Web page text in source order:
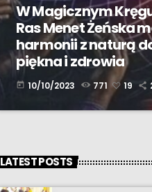
W Magicznym
Ras Menet Żeńska
harmonii z naturą
piękna i zdrowia
today 10/10/2023 771 19
LATEST POSTS